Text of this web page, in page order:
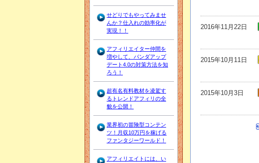
2016年11月22日
2015年10月11日
2015年10月3日
せどりでもやってみませ
んか？仕入れの効率化が
実現！！
アフィリエイター仲間を
増やして、パンダアップ
デート4.0の対策方法を知
ろう！
超有名有料教材を凌駕す
るトレンドアフィリの全
貌を公開！
業界初の冒険型コンテン
ツ！月収10万円を稼げる
ファンタジーワールド！
アフィリエイトには、い